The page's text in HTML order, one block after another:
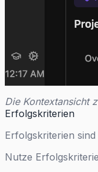
Die Kontextansicht
Erfolgskriterien
Erfolgskriterien
Nutze